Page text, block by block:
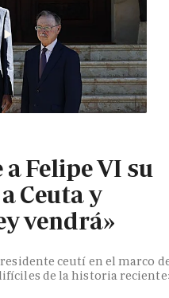
Felipe VI su
Ceuta y
vendrá»
ceutí en el marco
de la historia